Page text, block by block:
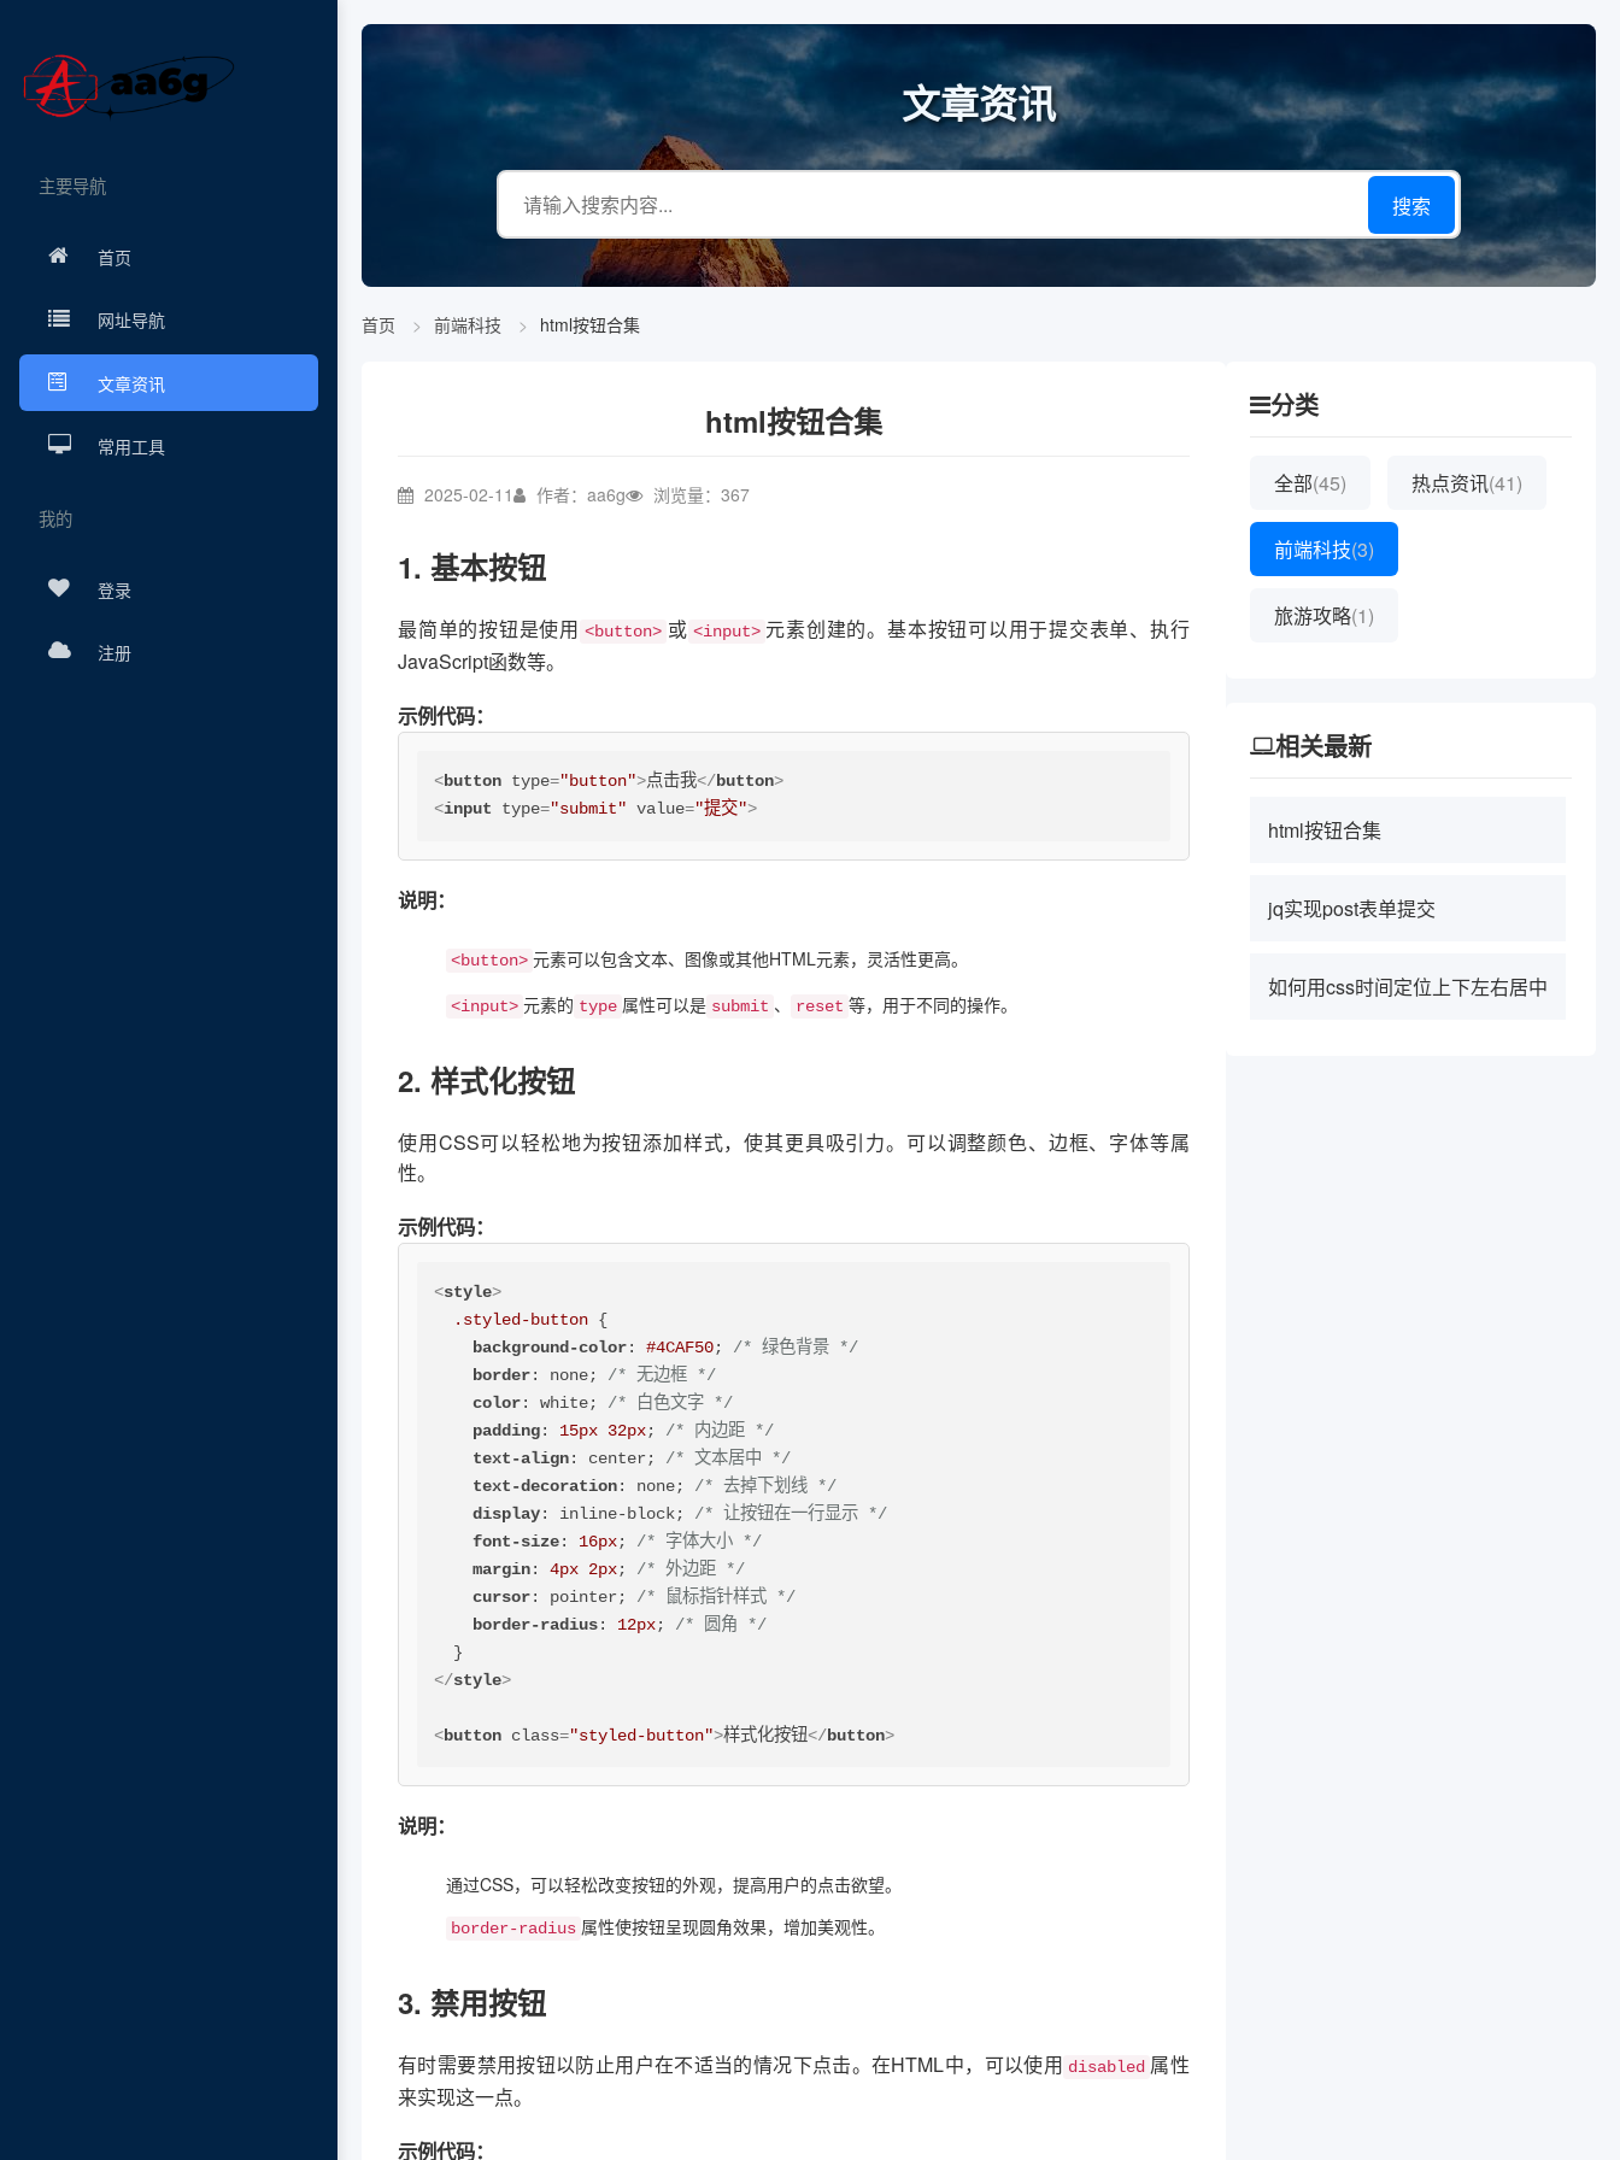
主要导航
首页
网址导航
文章资讯
常用工具
我的
登录
注册
文章资讯
搜索
首页 前端科技 html按钮合集
html按钮合集
2025-02-11 作者：aa6g 浏览量：367
1. 基本按钮
最简单的按钮是使用 <button> 或 <input> 元素创建的。基本按钮可以用于提交表单、执行
JavaScript函数等。
示例代码：
<button type="button">点击我</button>
<input type="submit" value="提交">
说明：
<button> 元素可以包含文本、图像或其他HTML元素，灵活性更高。
<input> 元素的 type 属性可以是 submit 、 reset 等，用于不同的操作。
2. 样式化按钮
使用CSS可以轻松地为按钮添加样式，使其更具吸引力。可以调整颜色、边框、字体等属
性。
示例代码：
<style>
.styled-button {
background-color: #4CAF50; /* 绿色背景 */
border: none; /* 无边框 */
color: white; /* 白色文字 */
padding: 15px 32px; /* 内边距 */
text-align: center; /* 文本居中 */
text-decoration: none; /* 去掉下划线 */
display: inline-block; /* 让按钮在一行显示 */
font-size: 16px; /* 字体大小 */
margin: 4px 2px; /* 外边距 */
cursor: pointer; /* 鼠标指针样式 */
border-radius: 12px; /* 圆角 */
</style>
<button class="styled-button">样式化按钮</button>
说明：
通过CSS，可以轻松改变按钮的外观，提高用户的点击欲望。
border-radius 属性使按钮呈现圆角效果，增加美观性。
3. 禁用按钮
有时需要禁用按钮以防止用户在不适当的情况下点击。在HTML中，可以使用 disabled 属性
来实现这一点。
示例代码：
分类
全部(45) 热点资讯(41)
前端科技(3)
旅游攻略(1)
相关最新
html按钮合集
jq实现post表单提交
如何用css时间定位上下左右居中